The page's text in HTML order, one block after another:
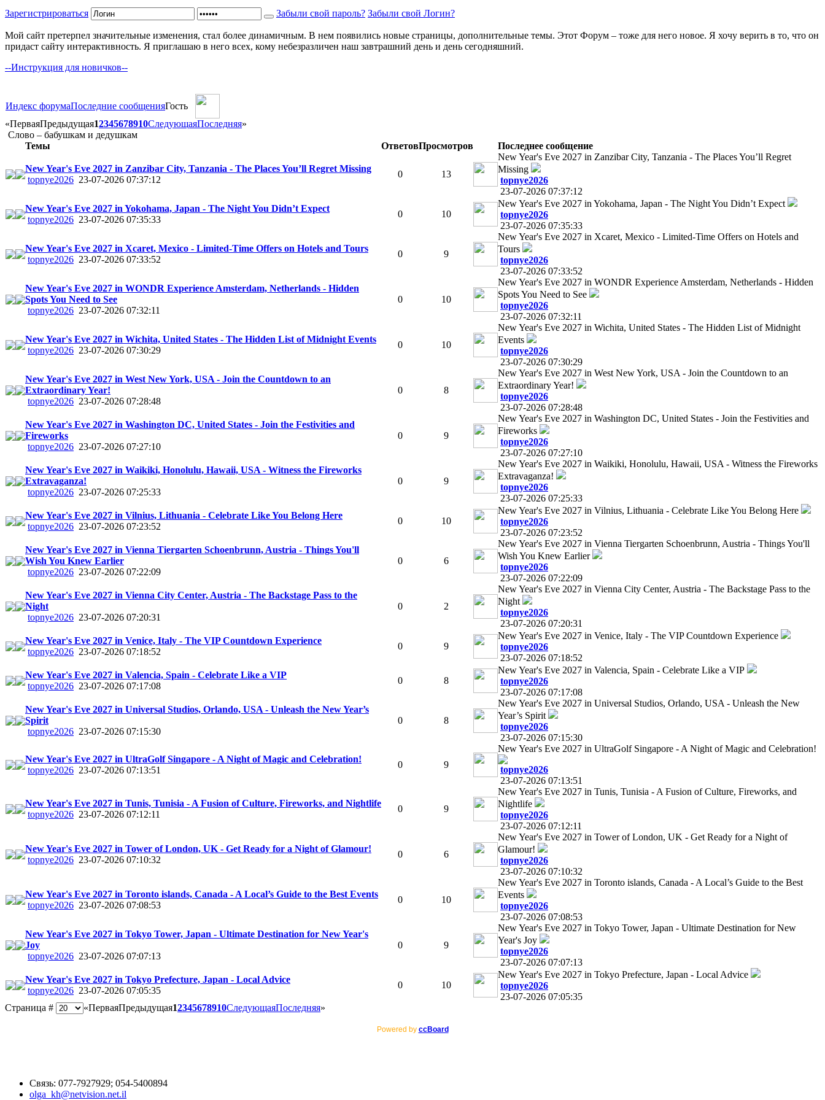
Зарегистрироваться Забыли свой пароль? Забыли свой Логин?
Мой сайт претерпел значительные изменения, стал более динамичным. В нем появились новые страницы, дополнительные темы. Этот Форум – тоже для него новое. Я хочу верить в то, что он
придаст сайту интерактивность. Я приглашаю в него всех, кому небезразличен наш завтрашний день и день сегодняшний.
--Инструкция для новичков--
Индекс форумаПоследние сообщенияГость
«ПерваяПредыдущая12345678910СледующаяПоследняя»
Слово – бабушкам и дедушкам
Темы
ОтветовПросмотров Последнее сообщение
New Year's Eve 2027 in Zanzibar City, Tanzania - The Places You’ll Regret Missing
topnye2026 23-07-2026 07:37:12
0 13
New Year's Eve 2027 in Zanzibar City, Tanzania - The Places You’ll Regret
Missing
topnye2026
23-07-2026 07:37:12
New Year's Eve 2027 in Yokohama, Japan - The Night You Didn’t Expect
topnye2026 23-07-2026 07:35:33
0 10
New Year's Eve 2027 in Yokohama, Japan - The Night You Didn’t Expect
topnye2026
23-07-2026 07:35:33
New Year's Eve 2027 in Xcaret, Mexico - Limited-Time Offers on Hotels and Tours
topnye2026 23-07-2026 07:33:52
0 9
New Year's Eve 2027 in Xcaret, Mexico - Limited-Time Offers on Hotels and
Tours
topnye2026
23-07-2026 07:33:52
New Year's Eve 2027 in WONDR Experience Amsterdam, Netherlands - Hidden
Spots You Need to See
topnye2026 23-07-2026 07:32:11
0 10
New Year's Eve 2027 in WONDR Experience Amsterdam, Netherlands - Hidden
Spots You Need to See
topnye2026
23-07-2026 07:32:11
New Year's Eve 2027 in Wichita, United States - The Hidden List of Midnight Events
topnye2026 23-07-2026 07:30:29
0 10
New Year's Eve 2027 in Wichita, United States - The Hidden List of Midnight
Events
topnye2026
23-07-2026 07:30:29
New Year's Eve 2027 in West New York, USA - Join the Countdown to an
Extraordinary Year!
topnye2026 23-07-2026 07:28:48
0 8
New Year's Eve 2027 in West New York, USA - Join the Countdown to an
Extraordinary Year!
topnye2026
23-07-2026 07:28:48
New Year's Eve 2027 in Washington DC, United States - Join the Festivities and
Fireworks
topnye2026 23-07-2026 07:27:10
0 9
New Year's Eve 2027 in Washington DC, United States - Join the Festivities and
Fireworks
topnye2026
23-07-2026 07:27:10
New Year's Eve 2027 in Waikiki, Honolulu, Hawaii, USA - Witness the Fireworks
Extravaganza!
topnye2026 23-07-2026 07:25:33
0 9
New Year's Eve 2027 in Waikiki, Honolulu, Hawaii, USA - Witness the Fireworks
Extravaganza!
topnye2026
23-07-2026 07:25:33
New Year's Eve 2027 in Vilnius, Lithuania - Celebrate Like You Belong Here
topnye2026 23-07-2026 07:23:52
0 10
New Year's Eve 2027 in Vilnius, Lithuania - Celebrate Like You Belong Here
topnye2026
23-07-2026 07:23:52
New Year's Eve 2027 in Vienna Tiergarten Schoenbrunn, Austria - Things You'll
Wish You Knew Earlier
topnye2026 23-07-2026 07:22:09
0 6
New Year's Eve 2027 in Vienna Tiergarten Schoenbrunn, Austria - Things You'll
Wish You Knew Earlier
topnye2026
23-07-2026 07:22:09
New Year's Eve 2027 in Vienna City Center, Austria - The Backstage Pass to the
Night
topnye2026 23-07-2026 07:20:31
0 2
New Year's Eve 2027 in Vienna City Center, Austria - The Backstage Pass to the
Night
topnye2026
23-07-2026 07:20:31
New Year's Eve 2027 in Venice, Italy - The VIP Countdown Experience
topnye2026 23-07-2026 07:18:52
0 9
New Year's Eve 2027 in Venice, Italy - The VIP Countdown Experience
topnye2026
23-07-2026 07:18:52
New Year's Eve 2027 in Valencia, Spain - Celebrate Like a VIP
topnye2026 23-07-2026 07:17:08
0 8
New Year's Eve 2027 in Valencia, Spain - Celebrate Like a VIP
topnye2026
23-07-2026 07:17:08
New Year's Eve 2027 in Universal Studios, Orlando, USA - Unleash the New Year’s
Spirit
topnye2026 23-07-2026 07:15:30
0 8
New Year's Eve 2027 in Universal Studios, Orlando, USA - Unleash the New
Year’s Spirit
topnye2026
23-07-2026 07:15:30
New Year's Eve 2027 in UltraGolf Singapore - A Night of Magic and Celebration!
topnye2026 23-07-2026 07:13:51
0 9
New Year's Eve 2027 in UltraGolf Singapore - A Night of Magic and Celebration!
topnye2026
23-07-2026 07:13:51
New Year's Eve 2027 in Tunis, Tunisia - A Fusion of Culture, Fireworks, and Nightlife
topnye2026 23-07-2026 07:12:11
0 9
New Year's Eve 2027 in Tunis, Tunisia - A Fusion of Culture, Fireworks, and
Nightlife
topnye2026
23-07-2026 07:12:11
New Year's Eve 2027 in Tower of London, UK - Get Ready for a Night of Glamour!
topnye2026 23-07-2026 07:10:32
0 6
New Year's Eve 2027 in Tower of London, UK - Get Ready for a Night of
Glamour!
topnye2026
23-07-2026 07:10:32
New Year's Eve 2027 in Toronto islands, Canada - A Local’s Guide to the Best Events
topnye2026 23-07-2026 07:08:53
0 10
New Year's Eve 2027 in Toronto islands, Canada - A Local’s Guide to the Best
Events
topnye2026
23-07-2026 07:08:53
New Year's Eve 2027 in Tokyo Tower, Japan - Ultimate Destination for New Year's
Joy
topnye2026 23-07-2026 07:07:13
0 9
New Year's Eve 2027 in Tokyo Tower, Japan - Ultimate Destination for New
Year's Joy
topnye2026
23-07-2026 07:07:13
New Year's Eve 2027 in Tokyo Prefecture, Japan - Local Advice
topnye2026 23-07-2026 07:05:35
0 10
New Year's Eve 2027 in Tokyo Prefecture, Japan - Local Advice
topnye2026
23-07-2026 07:05:35
Страница #
«ПерваяПредыдущая12345678910СледующаяПоследняя»
Powered by ccBoard
Связь: 077-7927929; 054-5400894
olga_kh@netvision.net.il